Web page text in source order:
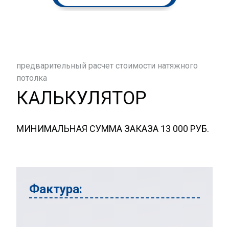
предварительный расчет стоимости натяжного
потолка
КАЛЬКУЛЯТОР
МИНИМАЛЬНАЯ СУММА ЗАКАЗА 13 000 РУБ.
Фактура: